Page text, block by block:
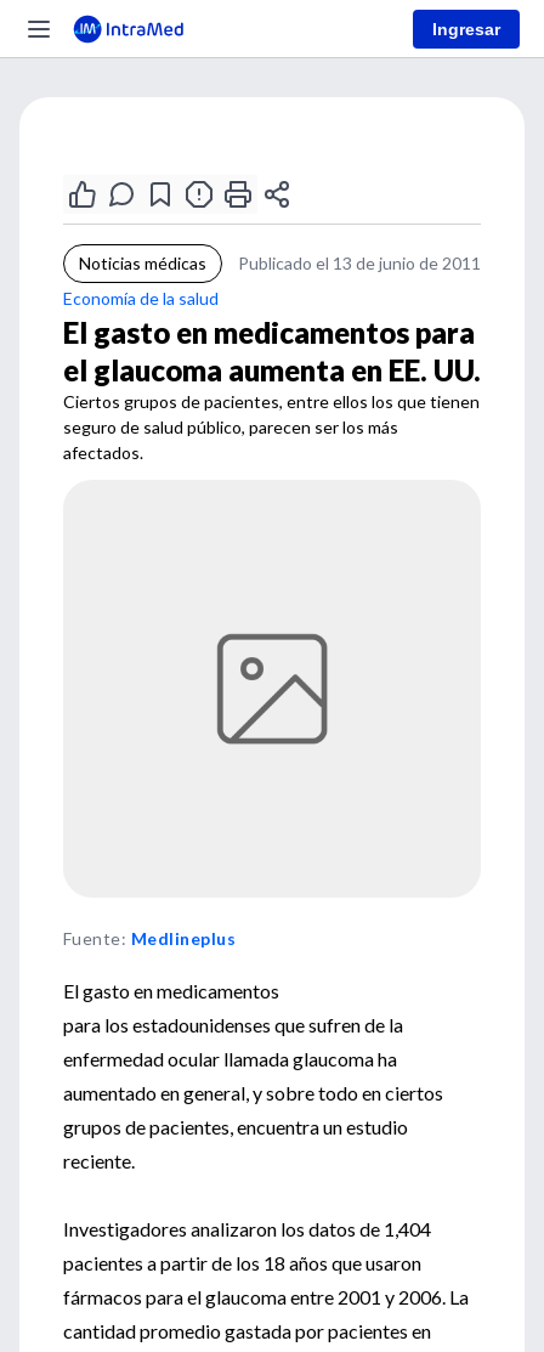
Ingresar
Noticias médicas
Publicado el 13 de junio de 2011
Economía de la salud
El gasto en medicamentos para
el glaucoma aumenta en EE. UU.
Ciertos grupos de pacientes, entre ellos los que tienen
seguro de salud público, parecen ser los más
afectados.
Fuente: Medlineplus
El gasto en medicamentos
para los estadounidenses que sufren de la
enfermedad ocular llamada glaucoma ha
aumentado en general, y sobre todo en ciertos
grupos de pacientes, encuentra un estudio
reciente.
Investigadores analizaron los datos de 1,404
pacientes a partir de los 18 años que usaron
fármacos para el glaucoma entre 2001 y 2006. La
cantidad promedio gastada por pacientes en